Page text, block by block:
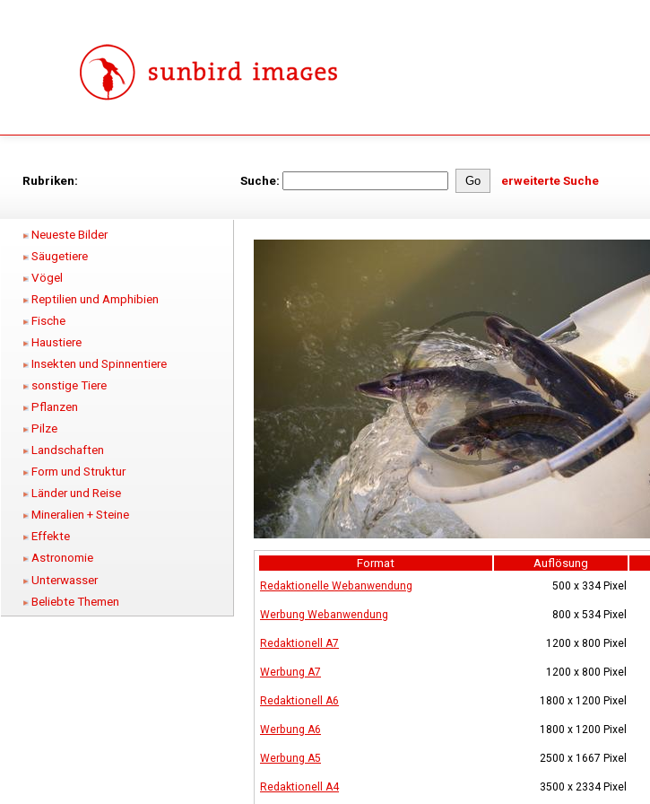
Rubriken: Suche: erweiterte Suche
Neueste Bilder
Säugetiere
Vögel
Reptilien und Amphibien
Fische
Haustiere
Insekten und Spinnentiere
sonstige Tiere
Pflanzen
Pilze
Landschaften
Form und Struktur
Länder und Reise
Mineralien + Steine
Effekte
Astronomie
Unterwasser
Beliebte Themen
Format Auflösung
Redaktionelle Webanwendung 500 x 334 Pixel
Werbung Webanwendung 800 x 534 Pixel
Redaktionell A7 1200 x 800 Pixel
Werbung A7 1200 x 800 Pixel
Redaktionell A6 1800 x 1200 Pixel
Werbung A6 1800 x 1200 Pixel
Werbung A5 2500 x 1667 Pixel
Redaktionell A4 3500 x 2334 Pixel